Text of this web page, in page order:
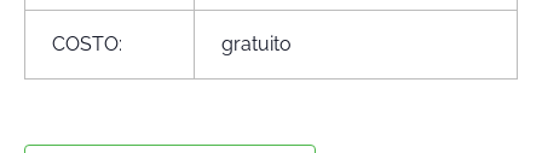
COSTO: gratuito